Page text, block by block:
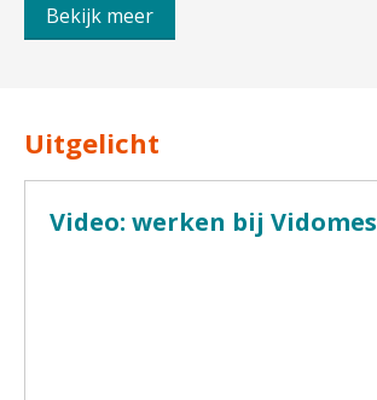
Bekijk meer
Uitgelicht
Video: werken bij Vidomes